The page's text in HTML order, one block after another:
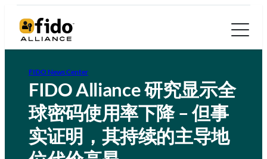
FIDO News Center
FIDO Alliance 研究显示全
球密码使用率下降 – 但事
实证明，其持续的主导地